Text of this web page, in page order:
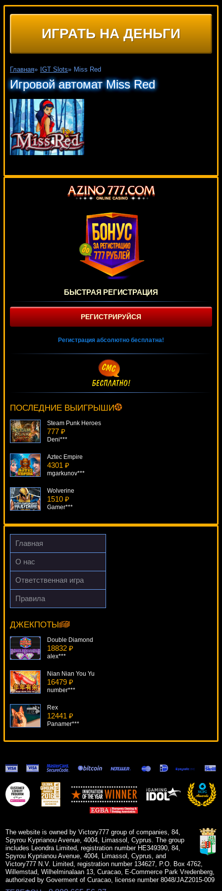
ИГРАТЬ НА ДЕНЬГИ
Главная» IGT Slots» Miss Red
Игровой автомат Miss Red
БЫСТРАЯ РЕГИСТРАЦИЯ
РЕГИСТРИРУЙСЯ
Регистрация абсолютно бесплатна!
ПОСЛЕДНИЕ ВЫИГРЫШИ
loto***
Steam Punk Heroes
777 ₽
Deni***
Aztec Empire
4301 ₽
mgarkunov***
Wolverine
1510 ₽
Gamer***
Pandora's Box
4333 ₽
SmileLow***
Главная
О нас
Ответственная игра
Правила
ДЖЕКПОТЫ
Bush Telegraph
ivan-lev***
Double Diamond
18832 ₽
alex***
Nian Nian You Yu
16479 ₽
number***
Rex
12441 ₽
Panamer***
Burning Desire
14019 ₽
kat***
Kawaii Kitty
The website is owned by Victory777 group of companies, 84,
Spyrou Kyprianou Avenue, 4004, Limassol, Cyprus. The group
includes Leondra Limited, registration number HE349390, 84,
Spyrou Kyprianou Avenue, 4004, Limassol, Cyprus, and
Victory777 N.V. Limited, registration number 134627, P.O. Box 4762,
Willemstad, Wilhelminalaan 13, Curacao, E-Commerce Park Vredenberg,
authorized by Goverment of Curacao, license number 8048/JAZ2015-009